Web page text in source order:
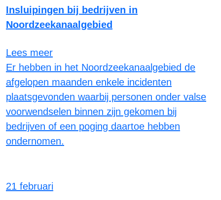
Insluipingen bij bedrijven in
Noordzeekanaalgebied
Lees meer
Er hebben in het Noordzeekanaalgebied de
afgelopen maanden enkele incidenten
plaatsgevonden waarbij personen onder valse
voorwendselen binnen zijn gekomen bij
bedrijven of een poging daartoe hebben
ondernomen.
21 februari